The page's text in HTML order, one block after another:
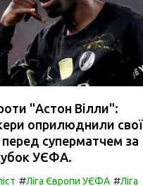
"Астон Вілли":
оприлюднили свої
перед суперматчем за
УЄФА.
#Ліга Європи УЄФА #Ліга